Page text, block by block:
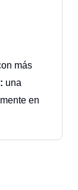
más
: una
en